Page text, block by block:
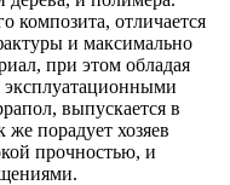
композита, отличается
и максимально
при этом обладая
выпускается в
порадует хозяев
прочностью, и